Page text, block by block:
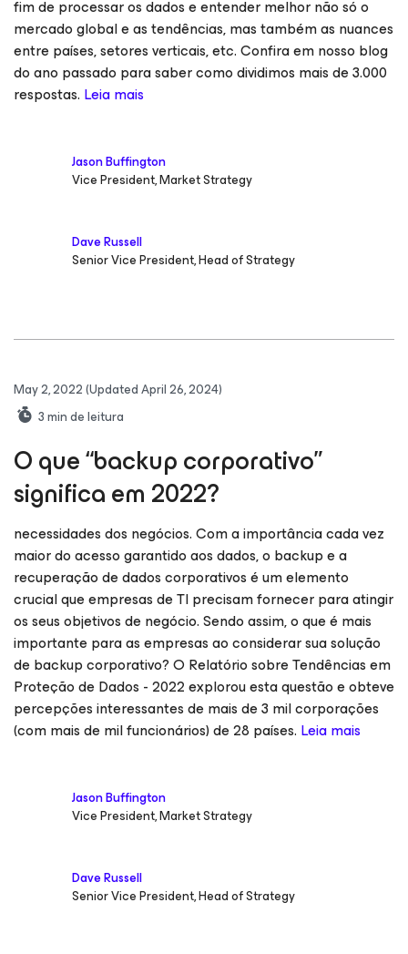
fim de processar os dados e entender melhor não só o
mercado global e as tendências, mas também as nuances
entre países, setores verticais, etc. Confira em nosso blog
do ano passado para saber como dividimos mais de 3.000
respostas. Leia mais
Jason Buffington
Vice President, Market Strategy
Dave Russell
Senior Vice President, Head of Strategy
May 2, 2022(Updated April 26, 2024)
3min de leitura
O que “backup corporativo”
significa em 2022?
necessidades dos negócios. Com a importância cada vez
maior do acesso garantido aos dados, o backup e a
recuperação de dados corporativos é um elemento
crucial que empresas de TI precisam fornecer para atingir
os seus objetivos de negócio. Sendo assim, o que é mais
importante para as empresas ao considerar sua solução
de backup corporativo? O Relatório sobre Tendências em
Proteção de Dados - 2022 explorou esta questão e obteve
percepções interessantes de mais de 3 mil corporações
(com mais de mil funcionários) de 28 países. Leia mais
Jason Buffington
Vice President, Market Strategy
Dave Russell
Senior Vice President, Head of Strategy